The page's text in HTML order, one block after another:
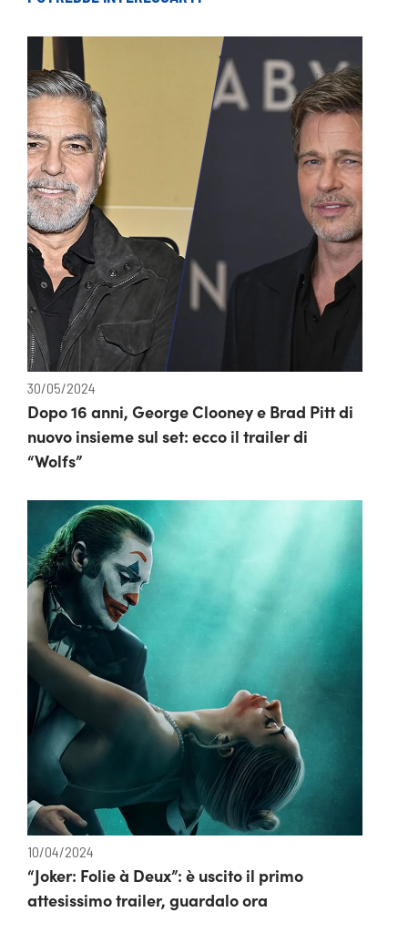
30/05/2024
Dopo 16 anni, George Clooney e Brad Pitt di
nuovo insieme sul set: ecco il trailer di
“Wolfs”
10/04/2024
“Joker: Folie à Deux”: è uscito il primo
attesissimo trailer, guardalo ora